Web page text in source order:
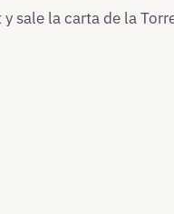
sale la carta de la